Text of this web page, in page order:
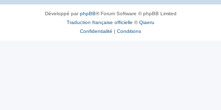
Développé parphpBB® Forum Software © phpBB Limited
Traduction française officielle ©Qiaeru
Confidentialité | Conditions